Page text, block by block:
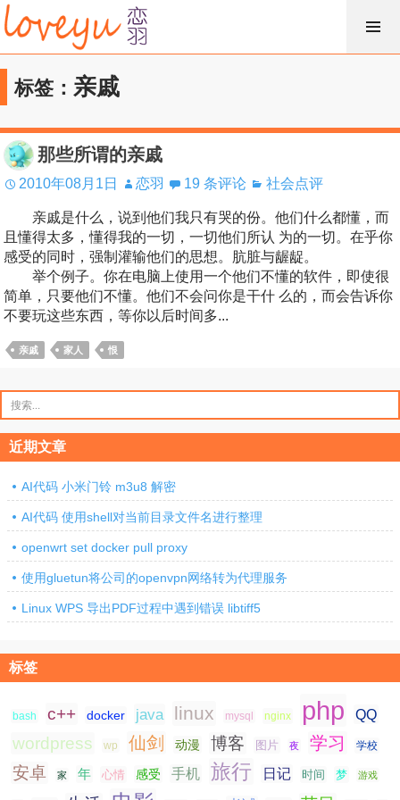
跳
过
内
容标签： 亲戚
那些所谓的亲戚
2010年08月1日 恋羽 19 条评论 社会点评
亲戚是什么，说到他们我只有哭的份。他们什么都懂，而
且懂得太多，懂得我的一切，一切他们所认 为的一切。在乎你
感受的同时，强制灌输他们的思想。肮脏与龌龊。
举个例子。你在电脑上使用一个他们不懂的软件，即使很
简单，只要他们不懂。他们不会问你是干什 么的，而会告诉你
不要玩这些东西，等你以后时间多...
亲戚 家人 恨
索：
近期文章
AI代码 小米门铃 m3u8 解密
AI代码 使用shell对当前目录文件名进行整理
openwrt set docker pull proxy
使用gluetun将公司的openvpn网络转为代理服务
Linux WPS 导出PDF过程中遇到错误 libtiff5
标签
bash c++ docker java linux mysql nginx php QQ
wordpress wp 仙剑 动漫 博客 图片 夜 学习 学校
安卓 家 年 心情 感受 手机 旅行 日记 时间 梦 游戏